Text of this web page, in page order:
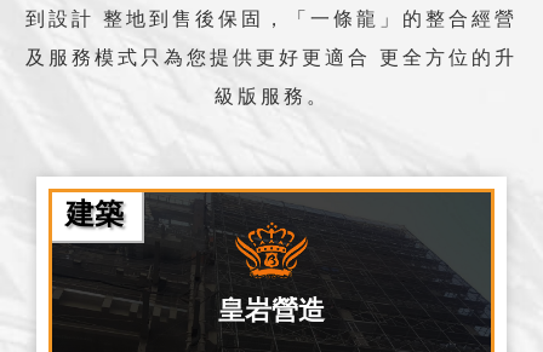
到設計 整地到售後保固，「一條龍」的整合經營
及服務模式只為您提供更好更適合 更全方位的升
級版服務。
建築
皇岩營造